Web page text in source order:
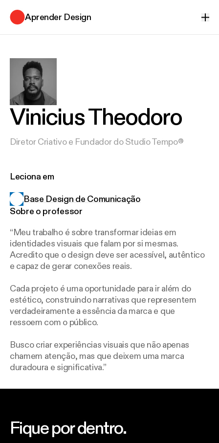
Aprender Design
Vinicius Theodoro
Diretor Criativo e Fundador do Studio Tempo®
Leciona em
Base Design de Comunicação
Sobre o professor
Meu trabalho é sobre transformar ideias em
identidades visuais que falam por si mesmas.
Acredito que o design deve ser acessível, autêntico
e capaz de gerar conexões reais.
Cada projeto é uma oportunidade para ir além do
estético, construindo narrativas que representem
verdadeiramente a essência da marca e que
ressoem com o público.
Busco criar experiências visuais que não apenas
chamem atenção, mas que deixem uma marca
duradoura e significativa.
Fique por dentro.